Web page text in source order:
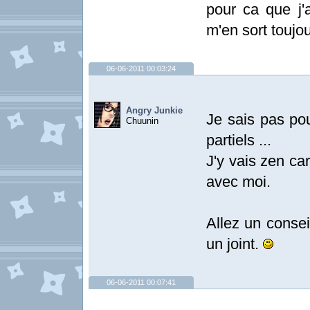
pour ca que
m'en sort
06-06-2011 00:03:24
Angry Junkie
Chuunin
Je sais pas
partiels ...
J'y vais zen
avec moi.
Allez un
un joint.
06-06-2011 00:07:41